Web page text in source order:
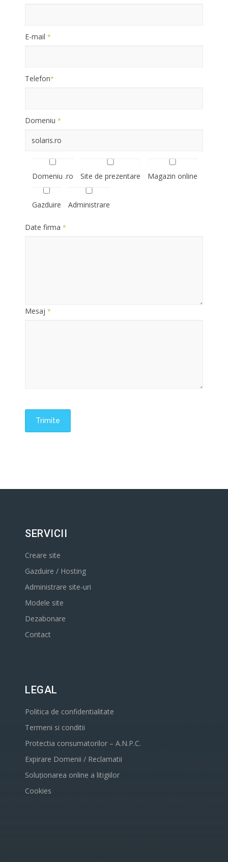
E-mail *
Telefon*
Domeniu *
Domeniu .ro Site de prezentare Magazin online
Gazduire Administrare
Date firma *
Mesaj *
SERVICII
Creare site
Gazduire / Hosting
Administrare site-uri
Modele site
Dezabonare
Contact
LEGAL
Politica de confidentialitate
Termeni si conditii
Protectia consumatorilor – A.N.P.C.
Expirare Domenii / Reclamatii
Soluționarea online a litigiilor
Cookies